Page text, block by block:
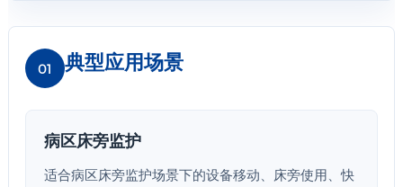
01 典型应用场景
病区床旁监护
适合病区床旁监护场景下的设备移动、床旁使用、快